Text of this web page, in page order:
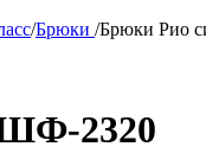
/Брюки /Брюки Рио
2320